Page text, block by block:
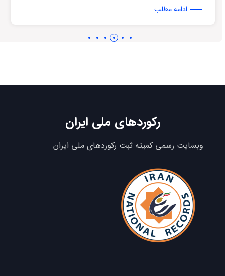
ادامه مطلب
رکوردهای ملی ایران
وبسایت رسمی کمیته ثبت رکوردهای ملی ایران